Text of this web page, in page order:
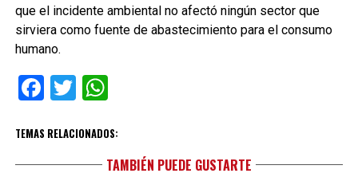
que el incidente ambiental no afectó ningún sector que
sirviera como fuente de abastecimiento para el consumo
humano.
Facebook
TwitterWhatsApp
TEMAS RELACIONADOS:
TAMBIÉN PUEDE GUSTARTE